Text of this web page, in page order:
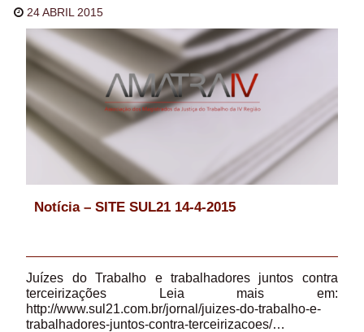
24 ABRIL 2015
Notícia – SITE SUL21 14-4-2015
Juízes do Trabalho e trabalhadores juntos contra
terceirizações Leia mais em:
http://www.sul21.com.br/jornal/juizes-do-trabalho-e-
trabalhadores-juntos-contra-terceirizacoes/…